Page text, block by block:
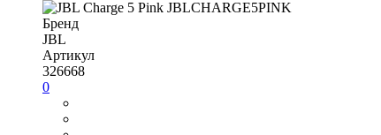
Бренд
JBL
Артикул
326668
0